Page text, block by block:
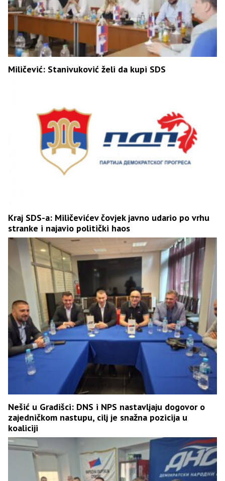
Miličević: Stanivuković želi da kupi SDS
Kraj SDS-a: Miličevićev čovjek javno udario po vrhu
stranke i najavio politički haos
Nešić u Gradišci: DNS i NPS nastavljaju dogovor o
zajedničkom nastupu, cilj je snažna pozicija u
koaliciji